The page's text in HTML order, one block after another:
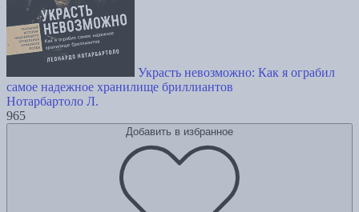
Украсть невозможно: Как я ограбил
самое надежное хранилище бриллиантов
Нотарбартоло Л.
965
Добавить в избранное